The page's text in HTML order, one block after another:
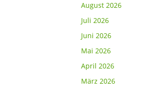
August 2026
Juli 2026
Juni 2026
Mai 2026
April 2026
März 2026